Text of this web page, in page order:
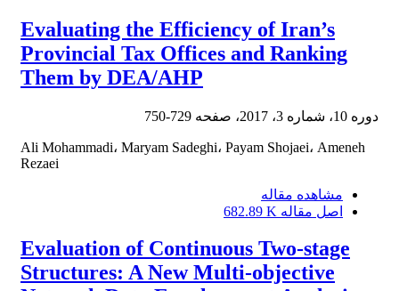
Evaluating the Efficiency of Iran’s
Provincial Tax Offices and Ranking
Them by DEA/AHP
دوره 10، شماره 3، 2017، صفحه 729-750
Ali Mohammadi، Maryam Sadeghi، Payam Shojaei، Ameneh
Rezaei
مشاهده مقاله
اصل مقاله 682.89 K
Evaluation of Continuous Two-stage
Structures: A New Multi-objective